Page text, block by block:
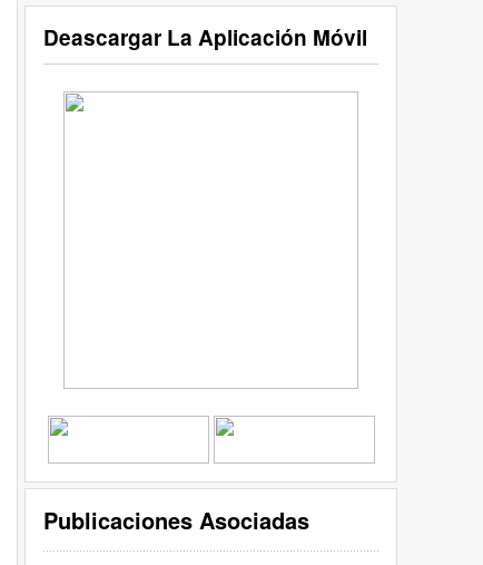
Deascargar La Aplicación Móvil
Publicaciones Asociadas